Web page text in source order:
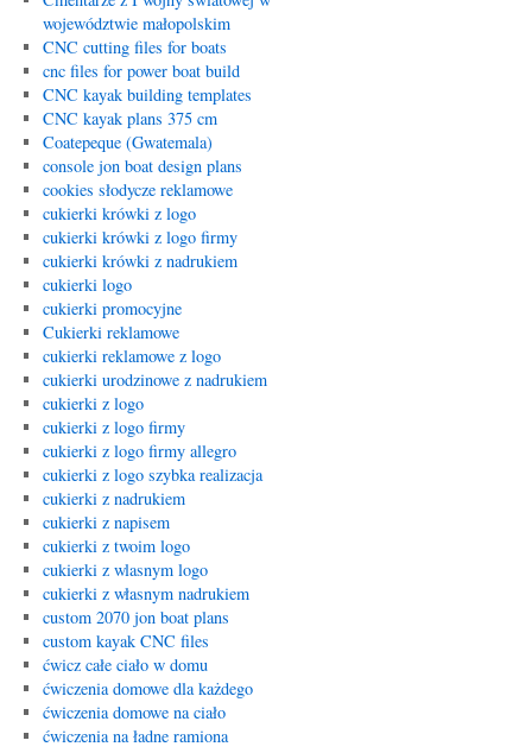
województwie małopolskim
CNC cutting files for boats
cnc files for power boat build
CNC kayak building templates
CNC kayak plans 375 cm
Coatepeque (Gwatemala)
console jon boat design plans
cookies słodycze reklamowe
cukierki krówki z logo
cukierki krówki z logo firmy
cukierki krówki z nadrukiem
cukierki logo
cukierki promocyjne
Cukierki reklamowe
cukierki reklamowe z logo
cukierki urodzinowe z nadrukiem
cukierki z logo
cukierki z logo firmy
cukierki z logo firmy allegro
cukierki z logo szybka realizacja
cukierki z nadrukiem
cukierki z napisem
cukierki z twoim logo
cukierki z wlasnym logo
cukierki z własnym nadrukiem
custom 2070 jon boat plans
custom kayak CNC files
ćwicz całe ciało w domu
ćwiczenia domowe dla każdego
ćwiczenia domowe na ciało
ćwiczenia na ładne ramiona